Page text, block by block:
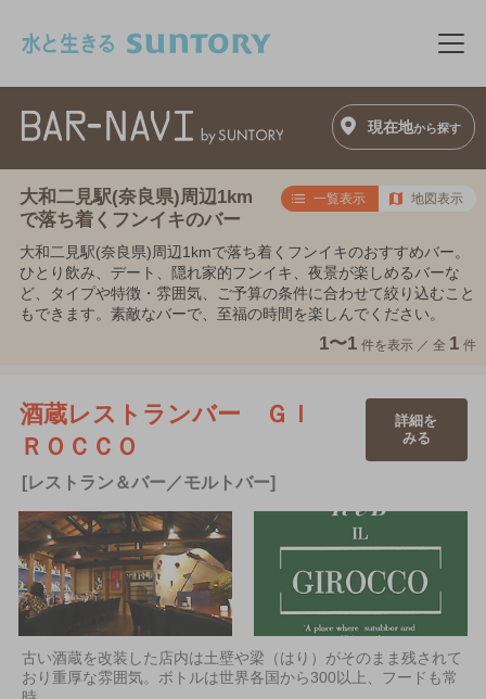
メ
現在地から探す
大和二見駅(奈良県)周辺1km
で落ち着くフンイキのバー
一覧表示 地図表示
大和二見駅(奈良県)周辺1kmで落ち着くフンイキのおすすめバー。
ひとり飲み、デート、隠れ家的フンイキ、夜景が楽しめるバーな
ど、タイプや特徴・雰囲気、ご予算の条件に合わせて絞り込むこと
もできます。素敵なバーで、至福の時間を楽しんでください。
1〜1 件を表示 ／ 全 1 件
酒蔵レストランバー ＧＩ
ＲＯＣＣＯ
[レストラン＆バー／モルトバー]
詳細を
みる
古い酒蔵を改装した店内は土壁や梁（はり）がそのまま残されて
おり重厚な雰囲気。ボトルは世界各国から300以上、フードも常